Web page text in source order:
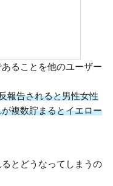
ることを他のユーザー
報告されると男性女性
複数貯まるとイエロー
とどうなってしまうの